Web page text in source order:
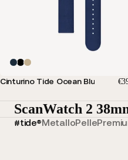
Cinturino Tide Ocean Blu
ScanWatch 2
#tide®MetalloPelle